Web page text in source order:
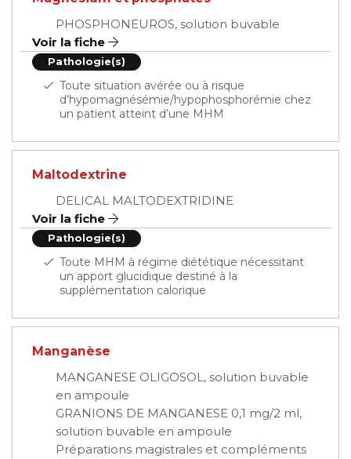
PHOSPHONEUROS, solution buvable
Voir la fiche
Pathologie(s)
Toute situation avérée ou à risque
d’hypomagnésémie/hypophosphorémie chez
un patient atteint d’une MHM
Maltodextrine
DELICAL MALTODEXTRIDINE
Voir la fiche
Pathologie(s)
Toute MHM à régime diététique nécessitant
un apport glucidique destiné à la
supplémentation calorique
Manganèse
MANGANESE OLIGOSOL, solution buvable
en ampoule
GRANIONS DE MANGANESE 0,1 mg/2 ml,
solution buvable en ampoule
Préparations magistrales et compléments